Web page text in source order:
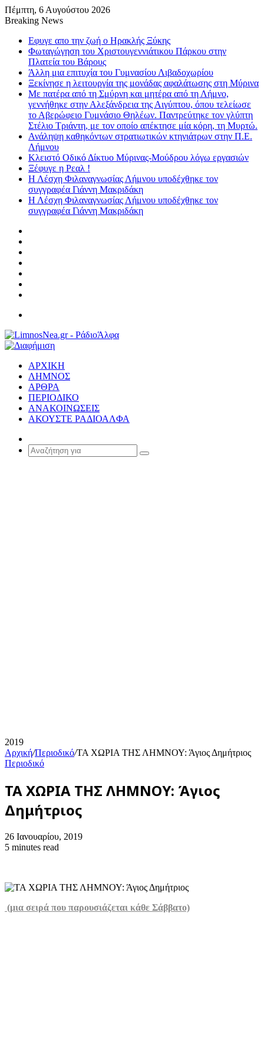
Πέμπτη, 6 Αυγούστου 2026
Breaking News
Εφυγε απο την ζωή o Ηρακλής Ξύκης
Φωταγώγηση του Χριστουγεννιάτικου Πάρκου στην
Πλατεία του Βάρους
Άλλη μια επιτυχία του Γυμνασίου Λιβαδοχωρίου
Ξεκίνησε η λειτουργία της μονάδας αφαλάτωσης στη Μύρινα
Με πατέρα από τη Σμύρνη και μητέρα από τη Λήμνο,
γεννήθηκε στην Αλεξάνδρεια της Αιγύπτου, όπου τελείωσε
το Αβερώφειο Γυμνάσιο Θηλέων. Παντρεύτηκε τον γλύπτη
Στέλιο Τριάντη, με τον οποίο απέκτησε μία κόρη, τη Μυρτώ.
Ανάληψη καθηκόντων στρατιωτικών κτηνιάτρων στην Π.Ε.
Λήμνου
Κλειστό Οδικό Δίκτυο Μύρινας-Μούδρου λόγω εργασιών
Ξέφυγε η Ρεαλ !
Η Λέσχη Φιλαναγνωσίας Λήμνου υποδέχθηκε τον
συγγραφέα Γιάννη Μακριδάκη
Η Λέσχη Φιλαναγνωσίας Λήμνου υποδέχθηκε τον
συγγραφέα Γιάννη Μακριδάκη
ΑΡΧΙΚΗ
ΛΗΜΝΟΣ
ΑΡΘΡΑ
ΠΕΡΙΟΔΙΚΟ
ΑΝΑΚΟΙΝΩΣΕΙΣ
ΑΚΟΥΣΤΕ ΡΑΔΙΟΑΛΦΑ
Article
Αναζήτηση
2019
Αρχική/Περιοδικό/ΤΑ ΧΩΡΙΑ ΤΗΣ ΛΗΜΝΟΥ: Άγιος Δημήτριος
Περιοδικό
ΤΑ ΧΩΡΙΑ ΤΗΣ ΛΗΜΝΟΥ: Άγιος
Δημήτριος
26 Ιανουαρίου, 2019
5 minutes read
(μια σειρά που παρουσιάζεται κάθε Σάββατο)